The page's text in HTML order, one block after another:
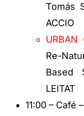
Tomás
ACCIO
URBAN
Re-
Based
LEITAT
11:00 – Café